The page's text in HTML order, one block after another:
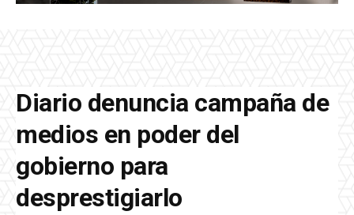
Diario denuncia campaña de
medios en poder del
gobierno para
desprestigiarlo